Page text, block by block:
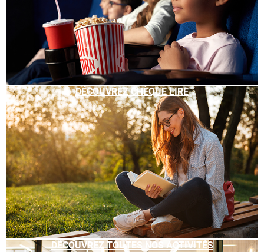
DÉCOUVREZ CHÈQUE LIRE
DÉCOUVREZ TOUTES NOS ACTIVITÉS